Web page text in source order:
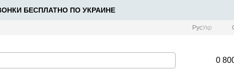
БЕСПЛАТНО ПО УКРАИНЕ
РусУкр
0